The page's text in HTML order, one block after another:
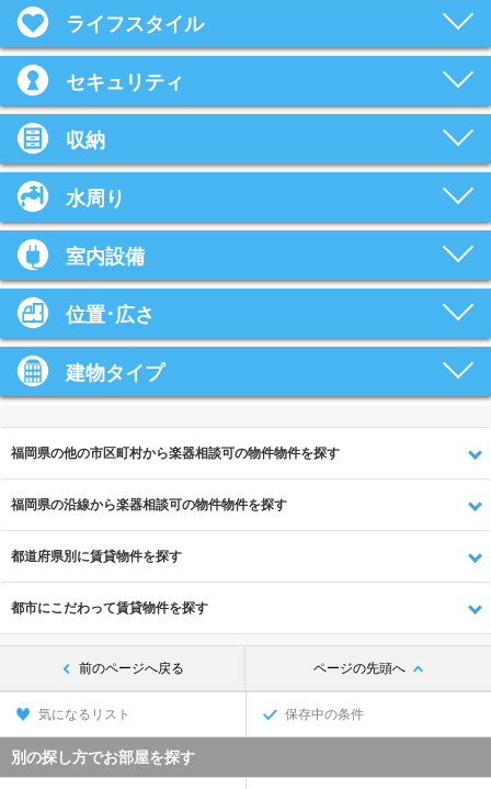
ライフスタイル
セキュリティ
収納
水周り
室内設備
位置･広さ
建物タイプ
福岡県の他の市区町村から楽器相談可の物件物件を探す
福岡県の沿線から楽器相談可の物件物件を探す
都道府県別に賃貸物件を探す
都市にこだわって賃貸物件を探す
前のページへ戻る ページの先頭へ
気になるリスト 保存中の条件
別の探し方でお部屋を探す